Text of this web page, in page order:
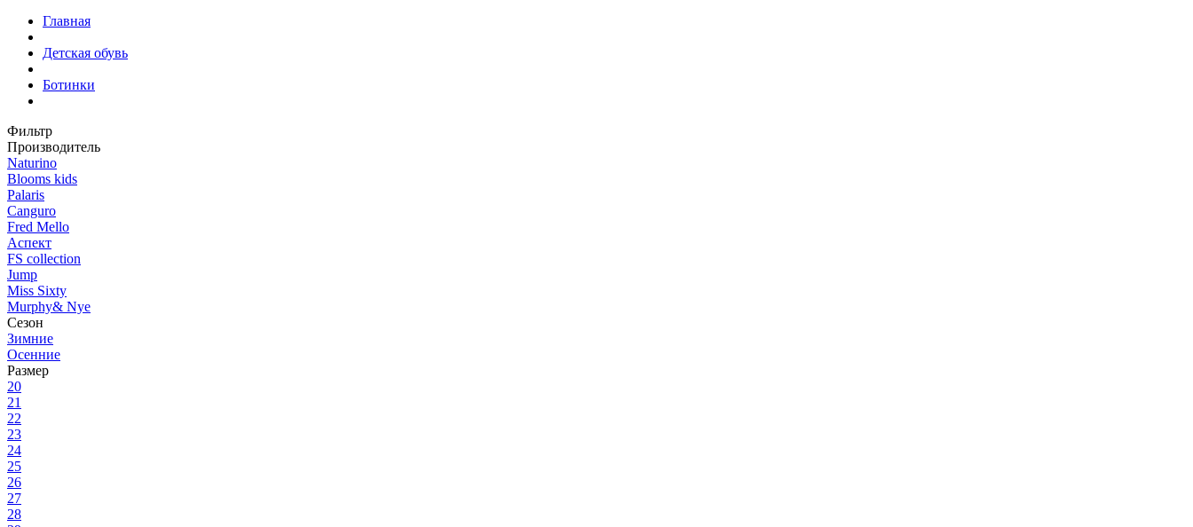
Главная
Детская обувь
Ботинки
Фильтр
Производитель
Naturino
Blooms kids
Palaris
Canguro
Fred Mello
Аспект
FS collection
Jump
Miss Sixty
Murphy& Nye
Сезон
Зимние
Осенние
Размер
20
21
22
23
24
25
26
27
28